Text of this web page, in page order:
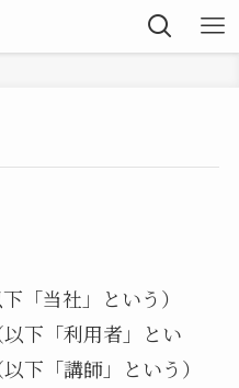
「当社」という）
下「利用者」とい
下「講師」という）